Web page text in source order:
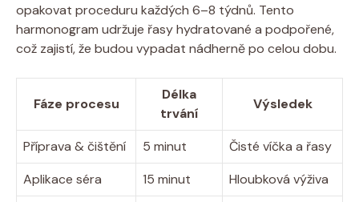
opakovat proceduru každých 6–8 týdnů. Tento
harmonogram udržuje řasy hydratované a podpořené,
což zajistí, že budou vypadat nádherně po celou dobu.
Fáze procesu
Délka
trvání
Výsledek
Příprava & čištění 5 minut
Čisté víčka a řasy
Aplikace séra
15 minut
Hloubková výživa